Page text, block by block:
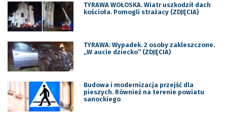
TYRAWA WOŁOSKA. Wiatr uszkodził dach
kościoła. Pomogli strażacy (ZDJĘCIA)
TYRAWA: Wypadek. 2 osoby zakleszczone.
„W aucie dziecko” (ZDJĘCIA)
Budowa i modernizacja przejść dla
pieszych. Również na terenie powiatu
sanockiego